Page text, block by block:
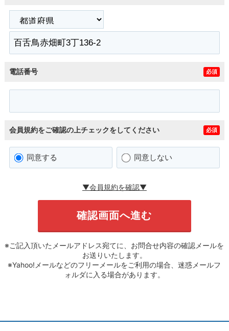
電話番号 必須
会員規約をご確認の上チェックをしてください 必須
同意する 同意しない
▼会員規約を確認▼
※ご記入頂いたメールアドレス宛てに、お問合せ内容の確認メールを
お送りいたします。
※Yahoo!メールなどのフリーメールをご利用の場合、迷惑メールフ
ォルダに入る場合があります。